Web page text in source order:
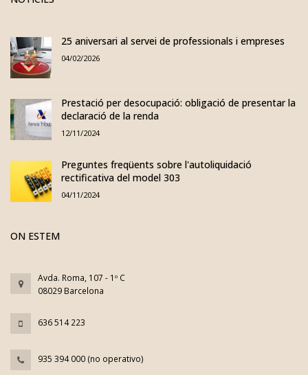
25 aniversari al servei de professionals i empreses
04/02/2026
Prestació per desocupació: obligació de presentar la
declaració de la renda
12/11/2024
Preguntes freqüents sobre l'autoliquidació
rectificativa del model 303
04/11/2024
ON ESTEM
Avda. Roma, 107 - 1º C
08029 Barcelona
636 514 223
935 394 000 (no operativo)